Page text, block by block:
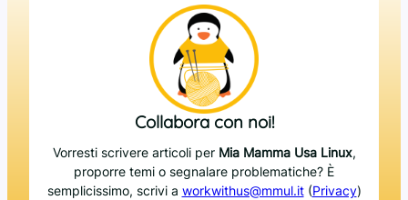
Collabora con noi!
Vorresti scrivere articoli per Mia Mamma Usa Linux,
proporre temi o segnalare problematiche? È
semplicissimo, scrivi a workwithus@mmul.it(Privacy)